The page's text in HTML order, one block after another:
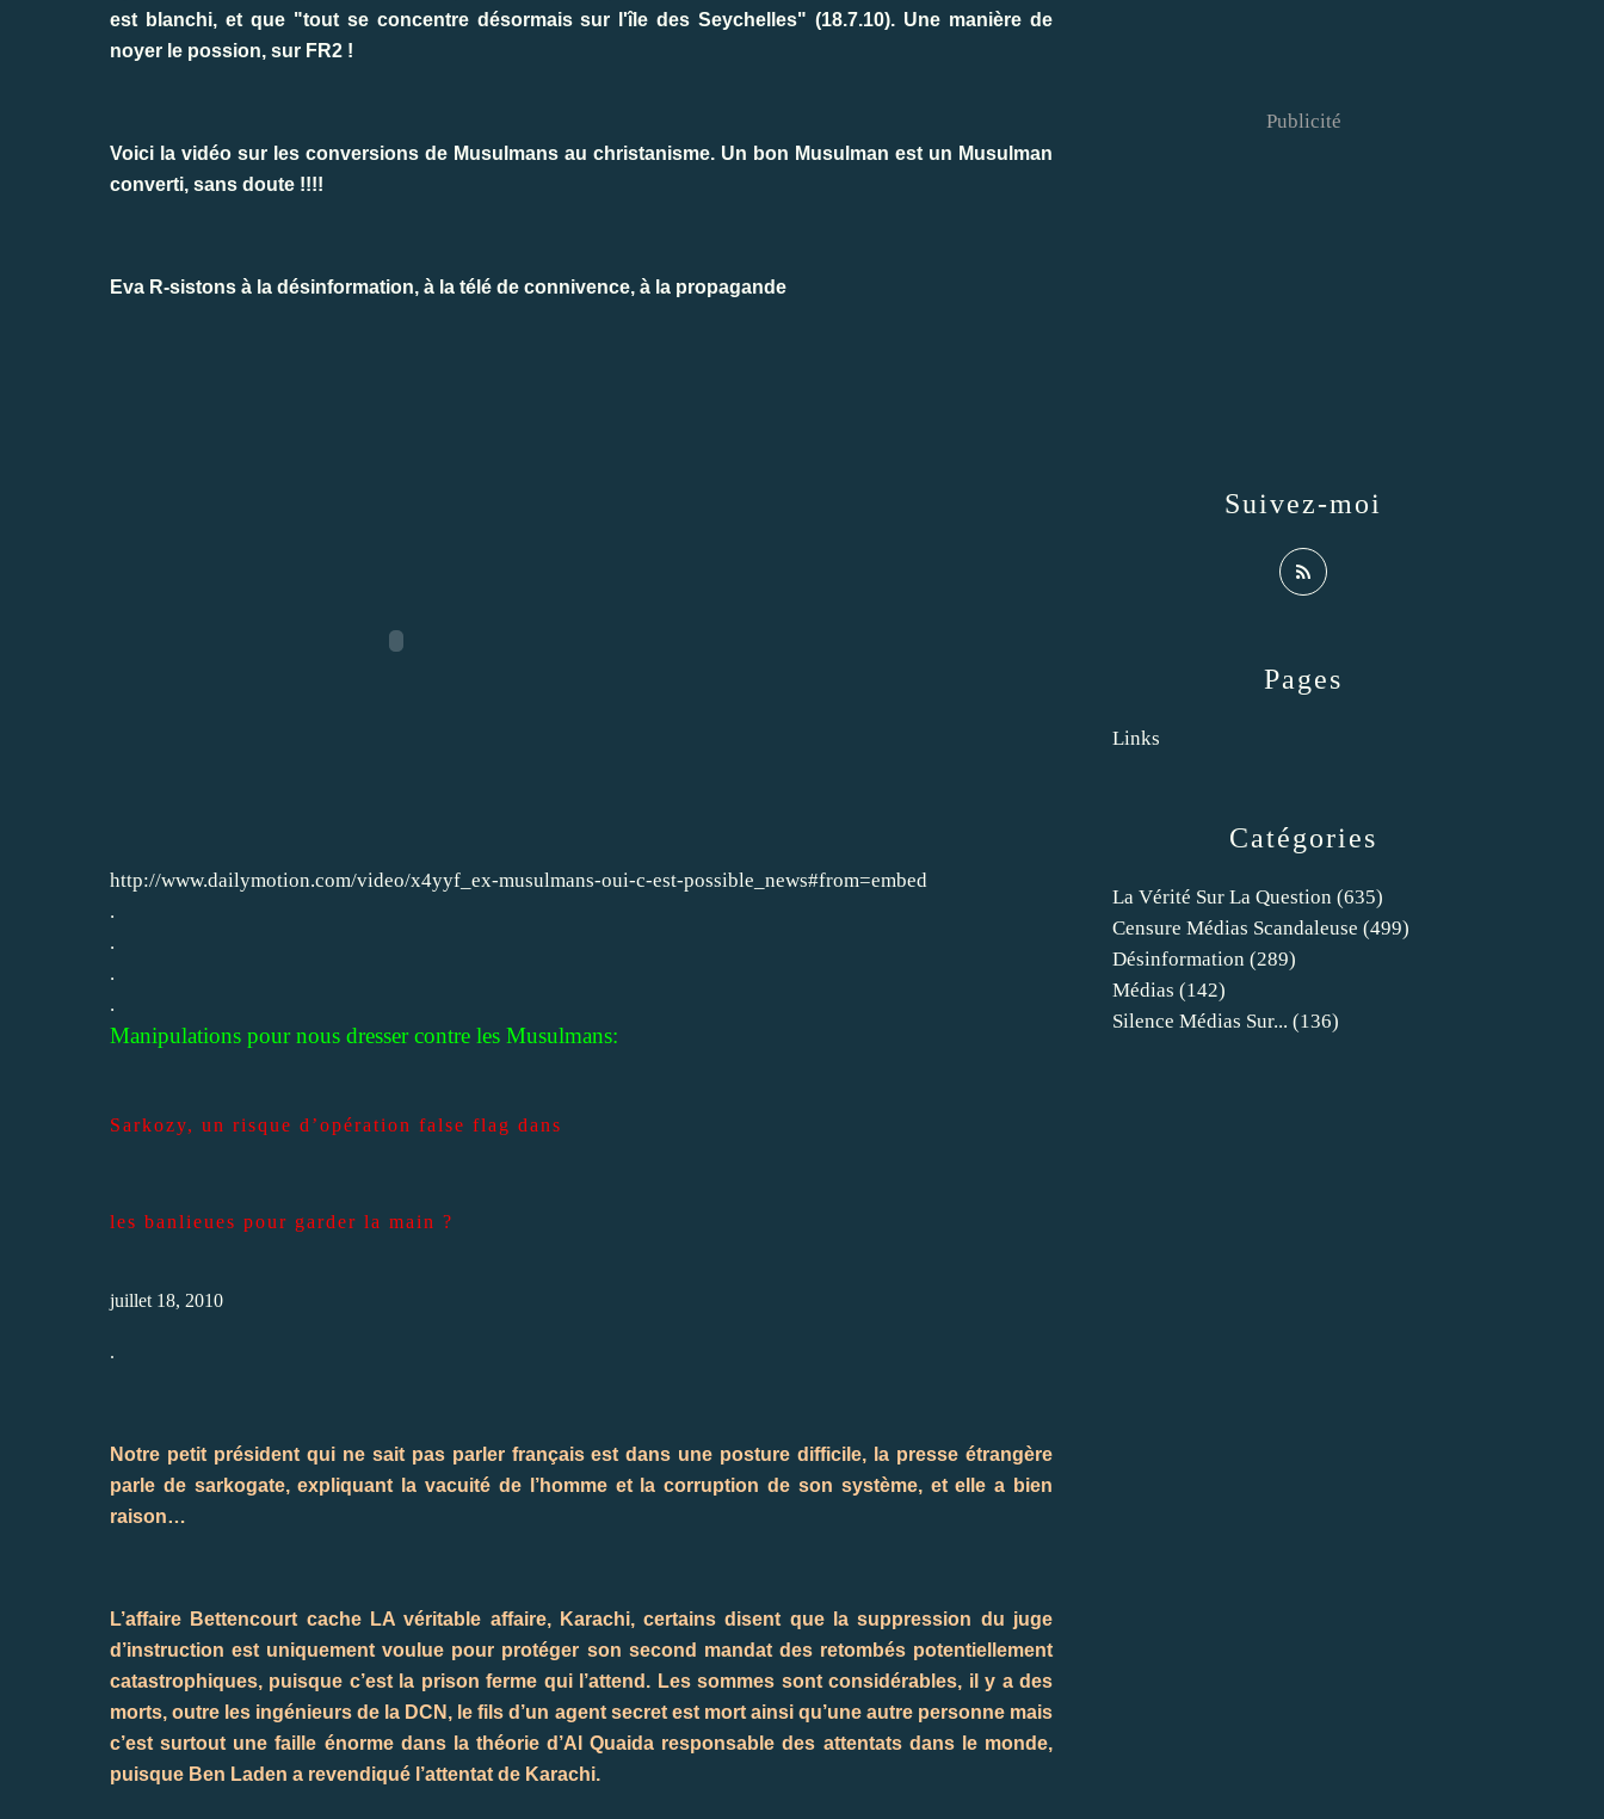
est blanchi, et que "tout se concentre désormais sur l'île des Seychelles" (18.7.10). Une manière de
noyer le possion, sur FR2 !
Voici la vidéo sur les conversions de Musulmans au christanisme. Un bon Musulman est un Musulman
converti, sans doute !!!!
Eva R-sistons à la désinformation, à la télé de connivence, à la propagande
http://www.dailymotion.com/video/x4yyf_ex-musulmans-oui-c-est-possible_news#from=embed
.
.
.
.
Manipulations pour nous dresser contre les Musulmans:
Sarkozy, un risque d’opération false flag dans
les banlieues pour garder la main ?
juillet 18, 2010
.
Notre petit président qui ne sait pas parler français est dans une posture difficile, la presse étrangère
parle de sarkogate, expliquant la vacuité de l’homme et la corruption de son système, et elle a bien
raison…
L’affaire Bettencourt cache LA véritable affaire, Karachi, certains disent que la suppression du juge
d’instruction est uniquement voulue pour protéger son second mandat des retombés potentiellement
catastrophiques, puisque c’est la prison ferme qui l’attend. Les sommes sont considérables, il y a des
morts, outre les ingénieurs de la DCN, le fils d’un agent secret est mort ainsi qu’une autre personne mais
c’est surtout une faille énorme dans la théorie d’Al Quaida responsable des attentats dans le monde,
puisque Ben Laden a revendiqué l’attentat de Karachi.
Catégories
La Vérité Sur La Question (635)
Censure Médias Scandaleuse (499)
Désinformation (289)
Médias (142)
Silence Médias Sur... (136)
Pages
Links
Suivez-moi
Publicité